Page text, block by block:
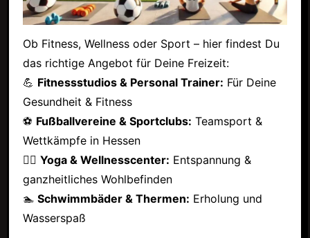
Ob Fitness, Wellness oder Sport – hier findest Du
das richtige Angebot für Deine Freizeit:
💪 Fitnessstudios & Personal Trainer: Für Deine
Gesundheit & Fitness
⚽ Fußballvereine & Sportclubs: Teamsport &
Wettkämpfe in Hessen
🧘‍♂️ Yoga & Wellnesscenter: Entspannung &
ganzheitliches Wohlbefinden
🏊 Schwimmbäder & Thermen: Erholung und
Wasserspaß